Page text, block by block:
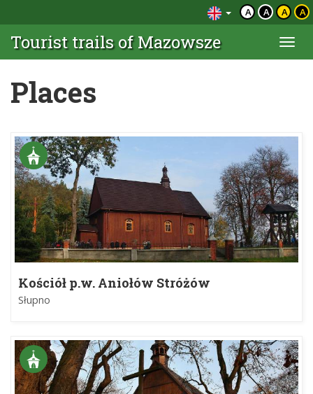
A A A A
Tourist trails of Mazowsze
Places
Kościół p.w. Aniołów Stróżów
Słupno